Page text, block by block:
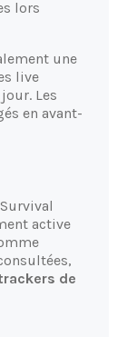
lors
une
live
Les
en avant-
active
de